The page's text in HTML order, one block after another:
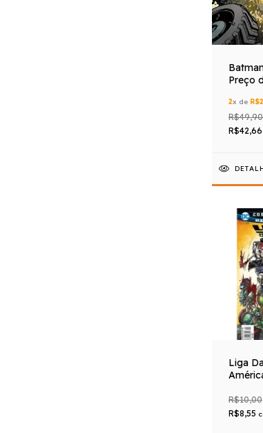
Preço
2x de
R$49,90
R$42,66
Liga
R$10,00
R$8,55